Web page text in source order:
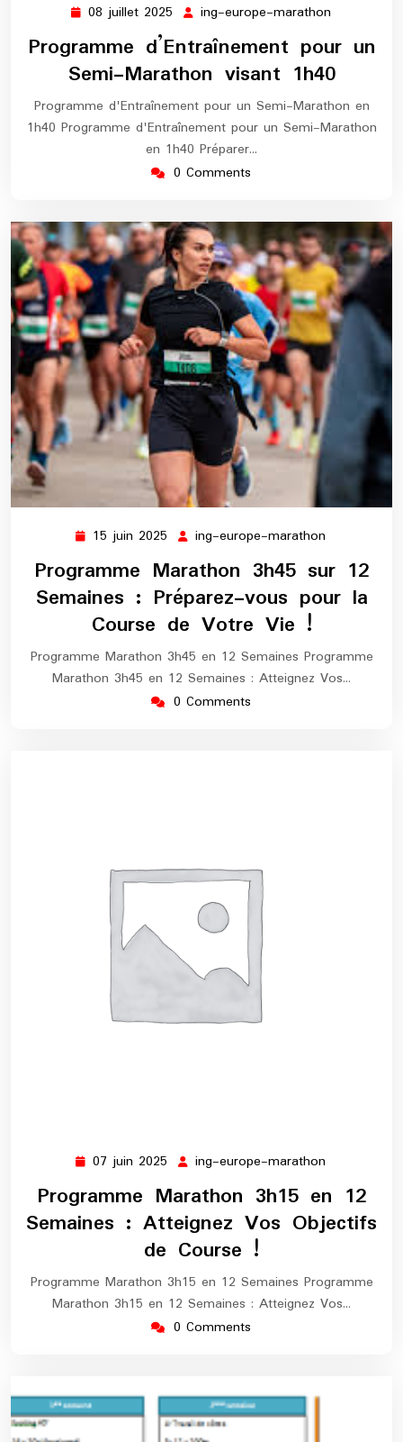
08 juillet 2025 08
juillet
2025
ing-europe-marathon
marathon
Programme d’Entraînement pour un
Semi-Marathon visant 1h40
Programme d'Entraînement pour un Semi-Marathon en
1h40 Programme d'Entraînement pour un Semi-Marathon
en 1h40 Préparer…
0 Comments
15 juin 2025 15
juin
2025
ing-europe-marathon
europe-
marathon
Programme Marathon 3h45 sur 12
Semaines : Préparez-vous pour la
Course de Votre Vie !
Programme Marathon 3h45 en 12 Semaines Programme
Marathon 3h45 en 12 Semaines : Atteignez Vos…
0 Comments
07 juin 2025 07
juin
2025
ing-europe-marathon
europe-
marathon
Programme Marathon 3h15 en 12
Semaines : Atteignez Vos Objectifs
de Course !
Programme Marathon 3h15 en 12 Semaines Programme
Marathon 3h15 en 12 Semaines : Atteignez Vos…
0 Comments